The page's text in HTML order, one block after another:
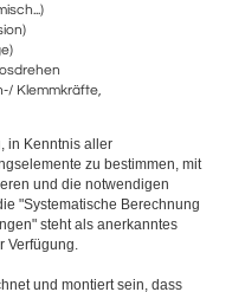
Klemmkräfte,
in Kenntnis aller
zu bestimmen, mit
und die notwendigen
"Systematische Berechnung
steht als anerkanntes
Verfügung.
und montiert sein, dass